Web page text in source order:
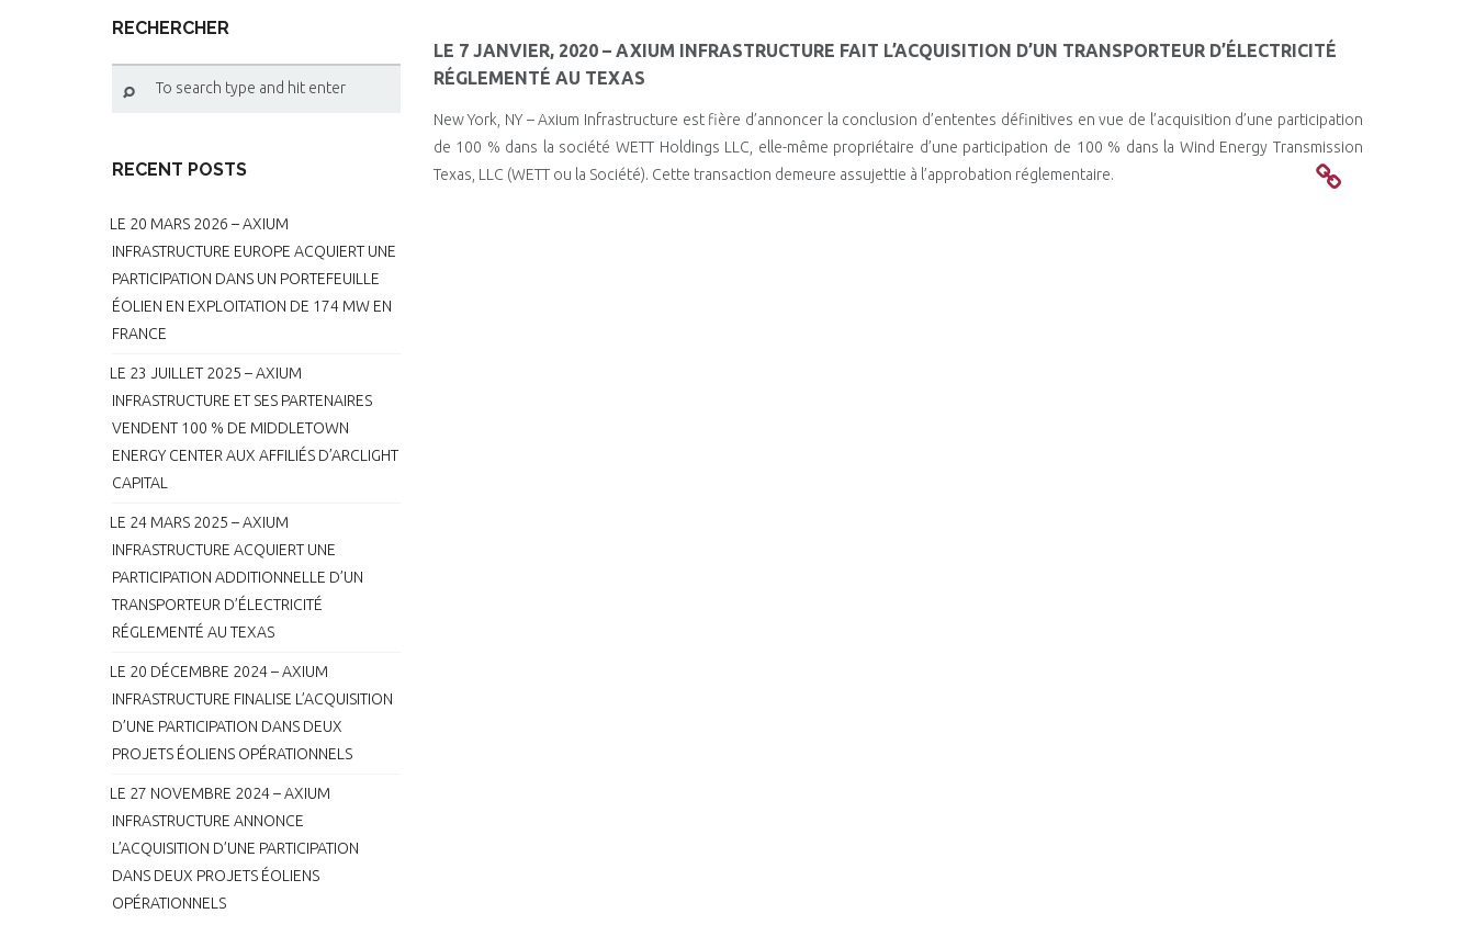
LE 7 JANVIER, 2020 – AXIUM INFRASTRUCTURE FAIT L’ACQUISITION D’UN TRANSPORTEUR D’ÉLECTRICITÉ
RÉGLEMENTÉ AU TEXAS
New York, NY – Axium Infrastructure est fière d’annoncer la conclusion d’ententes définitives en vue de l’acquisition d’une participation
de 100 % dans la société WETT Holdings LLC, elle-même propriétaire d’une participation de 100 % dans la Wind Energy Transmission
Texas, LLC (WETT ou la Société). Cette transaction demeure assujettie à l’approbation réglementaire.
RECHERCHER
RECENT POSTS
LE 20 MARS 2026 – AXIUM
INFRASTRUCTURE EUROPE ACQUIERT UNE
PARTICIPATION DANS UN PORTEFEUILLE
ÉOLIEN EN EXPLOITATION DE 174 MW EN
FRANCE
LE 23 JUILLET 2025 – AXIUM
INFRASTRUCTURE ET SES PARTENAIRES
VENDENT 100 % DE MIDDLETOWN
ENERGY CENTER AUX AFFILIÉS D’ARCLIGHT
CAPITAL
LE 24 MARS 2025 – AXIUM
INFRASTRUCTURE ACQUIERT UNE
PARTICIPATION ADDITIONNELLE D’UN
TRANSPORTEUR D’ÉLECTRICITÉ
RÉGLEMENTÉ AU TEXAS
LE 20 DÉCEMBRE 2024 – AXIUM
INFRASTRUCTURE FINALISE L’ACQUISITION
D’UNE PARTICIPATION DANS DEUX
PROJETS ÉOLIENS OPÉRATIONNELS
LE 27 NOVEMBRE 2024 – AXIUM
INFRASTRUCTURE ANNONCE
L’ACQUISITION D’UNE PARTICIPATION
DANS DEUX PROJETS ÉOLIENS
OPÉRATIONNELS